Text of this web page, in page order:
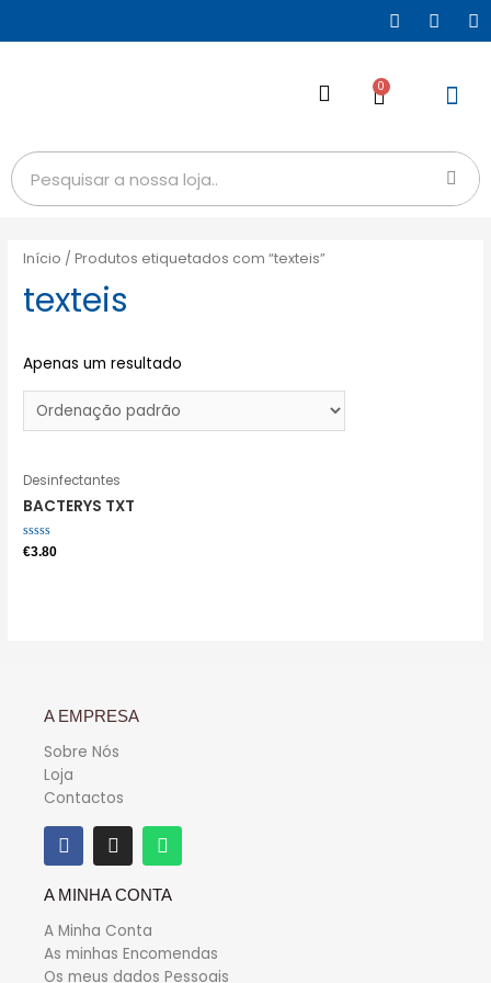
0
Início / Produtos etiquetados com “texteis”
texteis
Apenas um resultado
Desinfectantes
BACTERYS TXT
Avaliação
€3.80
A EMPRESA
Sobre Nós
Loja
Contactos
A MINHA CONTA
A Minha Conta
As minhas Encomendas
Os meus dados Pessoais